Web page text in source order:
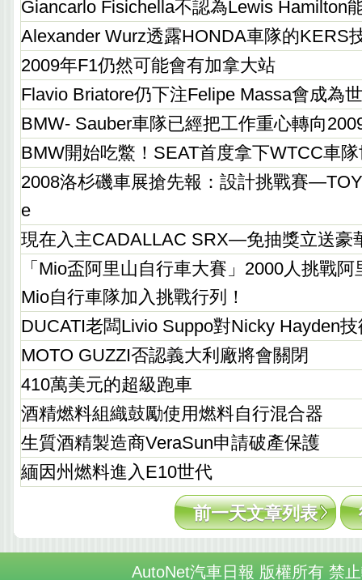
Giancarlo Fisichella不認為Lewis Hamilton
Alexander Wurz透露HONDA車隊的KERS
2009年F1仍然可能會有加拿大站
Flavio Briatore仍下注Felipe Massa會成為
BMW- Sauber車隊已經把工作重心轉向
BMW開始吃鱉！SEAT首度拿下WTCC車
2008洛杉磯車展搶先報：設計挑戰賽
e
現在入主CADALLAC SRX—免抽獎立送豪
「Mio盃阿里山自行車大賽」2000人挑戰
Mio自行車隊加入挑戰行列！
DUCATI老闆Livio Suppo對Nicky Hayden
MOTO GUZZI否認義大利廠將會關閉
410萬美元的超級跑車
酒精燃料組織鼓勵使用燃料自行混合器
生質酒精製造商VeraSun申請破產保護
緬因州燃料進入E10世代
前一天文章列表
AutoNet汽車日報 版權所有 禁